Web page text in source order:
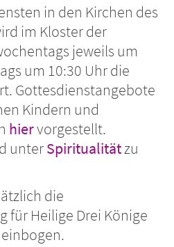
in den Kirchen des
im Kloster der
jeweils um
um 10:30 Uhr die
Gottesdienstangebote
Kindern und
hiervorgestellt.
unterSpiritualitätzu
die
für Heilige Drei Könige